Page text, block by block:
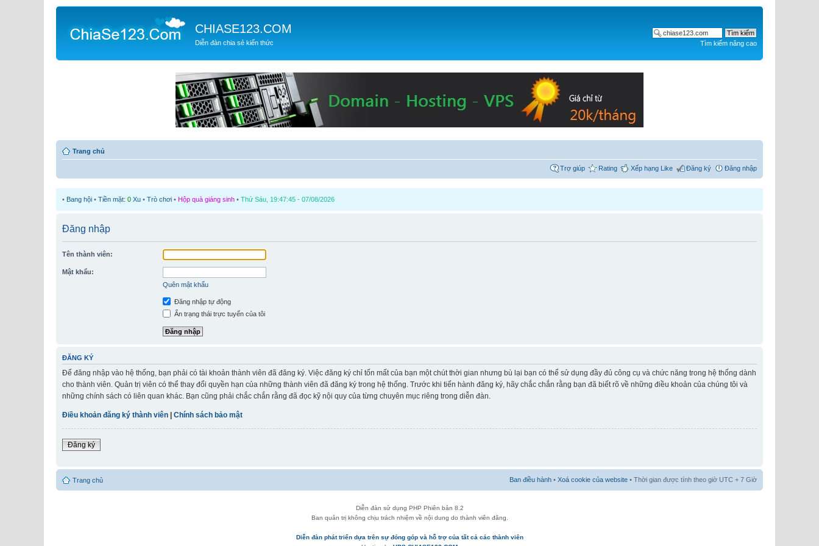
CHIASE123.COM
Diễn đàn chia sẻ kiến thức Tìm kiếm nâng cao
Trang chủ
Trợ giúp Rating Xếp hạng Like Đăng ký Đăng nhập
• Bang hội • Tiền mặt: 0 Xu • Trò chơi • Hộp quà giáng sinh • Thứ Sáu, 19:47:45 - 07/08/2026
Đăng nhập
Tên thành viên:
Mật khẩu:
Quên mật khẩu
Đăng nhập tự động
Ẩn trạng thái trực tuyến của tôi
ĐĂNG KÝ
Để đăng nhập vào hệ thống, bạn phải có tài khoản thành viên đã đăng ký. Việc đăng ký chỉ tốn mất của bạn một chút thời gian nhưng bù lại bạn có thể sử dụng đầy đủ công cụ và chức năng trong hệ thống dành
cho thành viên. Quản trị viên có thể thay đổi quyền hạn của những thành viên đã đăng ký trong hệ thống. Trước khi tiến hành đăng ký, hãy chắc chắn rằng bạn đã biết rõ về những điều khoản của chúng tôi và
những chính sách có liên quan khác. Bạn cũng phải chắc chắn rằng đã đọc kỹ nội quy của từng chuyên mục riêng trong diễn đàn.
Điều khoản đăng ký thành viên Chính sách bảo mật
Đăng ký
Trang chủ Ban điều hành • Xoá cookie của website • Thời gian được tính theo giờ UTC + 7 Giờ
Diễn đàn sử dụng PHP Phiên bản 8.2
Ban quản trị không chịu trách nhiệm về nội dung do thành viên đăng.
Diễn đàn phát triển dựa trên sự đóng góp và hỗ trợ của tất cả các thành viên